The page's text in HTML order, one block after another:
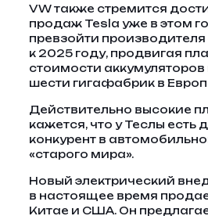
VW также стремится
продаж Tesla уже в этом
превзойти
к 2025 году, продвигая
стоимости
шести гигафабрик в
Действительно высокие
кажется, что у Теслы есть
конкурент в
«старого мира».
Новый электрический
в настоящее время
Китае и США. Он